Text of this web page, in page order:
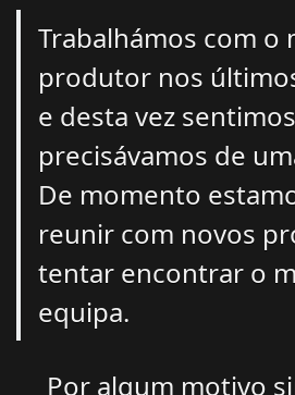
Trabalhámos com o
produtor nos
e desta vez
precisávamos de
De momento
reunir com novos
tentar encontrar o
equipa.
Por algum motivo